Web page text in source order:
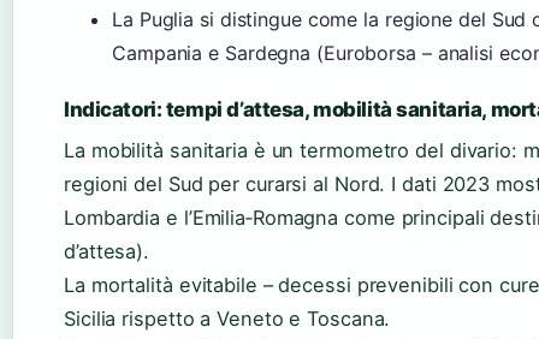
La Puglia si distingue come la regione del
Campania e Sardegna (Euroborsa – analisi
Indicatori: tempi d’attesa, mobilità sanitaria,
La mobilità sanitaria è un termometro del divario:
regioni del Sud per curarsi al Nord. I dati 2023
Lombardia e l’Emilia‑Romagna come principali
d’attesa).
La mortalità evitabile – decessi prevenibili con
Sicilia rispetto a Veneto e Toscana.